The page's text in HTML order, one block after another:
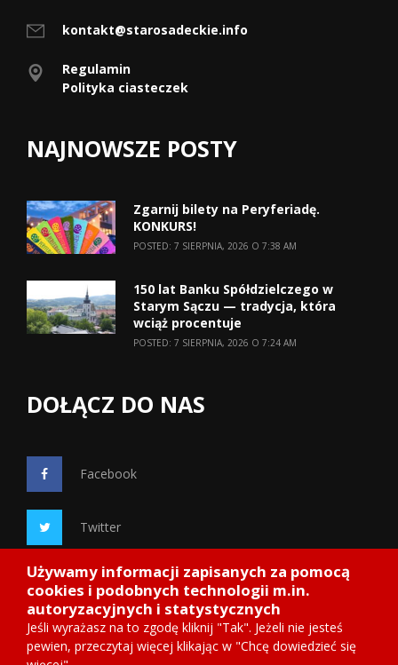
kontakt@starosadeckie.info
Regulamin
Polityka ciasteczek
NAJNOWSZE POSTY
Zgarnij bilety na Peryferiadę.
KONKURS!
POSTED: 7 SIERPNIA, 2026 O 7:38 AM
150 lat Banku Spółdzielczego w
Starym Sączu — tradycja, która
wciąż procentuje
POSTED: 7 SIERPNIA, 2026 O 7:24 AM
DOŁĄCZ DO NAS
Facebook
Twitter
Google+
Używamy informacji zapisanych za pomocą
cookies i podobnych technologii m.in.
autoryzacyjnych i statystycznych
Jeśli wyrażasz na to zgodę kliknij "Tak". Jeżeli nie jesteś
pewien, przeczytaj więcej klikając w "Chcę dowiedzieć się